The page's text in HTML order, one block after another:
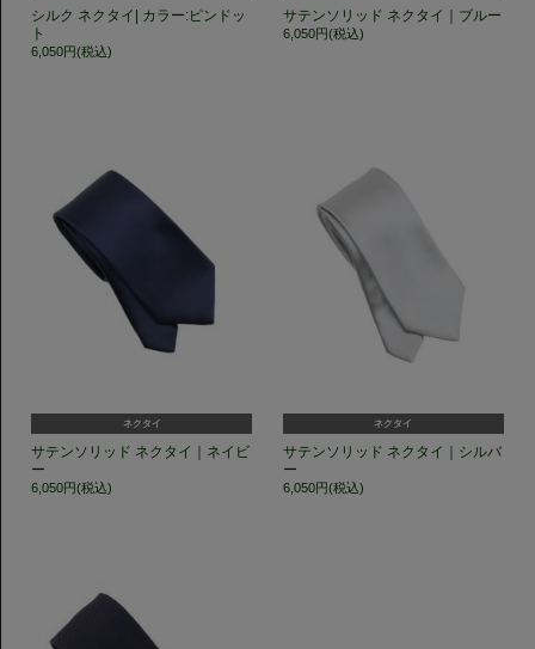
シルク ネクタイ| カラー:ピンドッ
ト
6,050円(税込)
サテンソリッド ネクタイ｜ブルー
6,050円(税込)
ネクタイ
サテンソリッド ネクタイ｜ネイビ
ー
6,050円(税込)
ネクタイ
サテンソリッド ネクタイ｜シルバ
ー
6,050円(税込)